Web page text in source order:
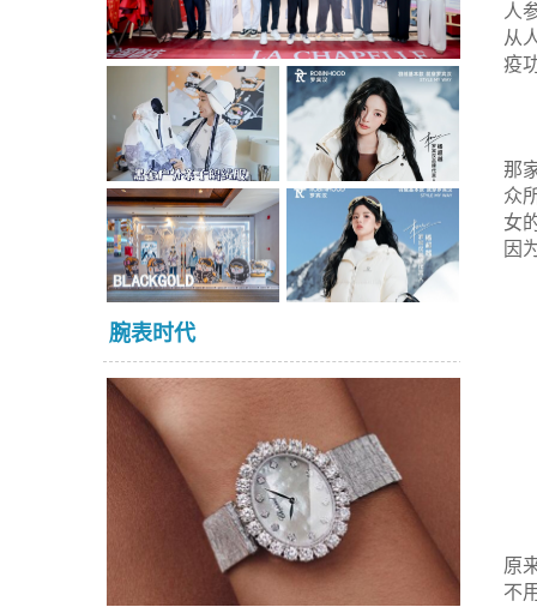
腕表时代
人
从
疫
那
众
女
因
原
不